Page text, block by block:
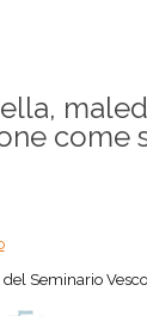
come
Seminario